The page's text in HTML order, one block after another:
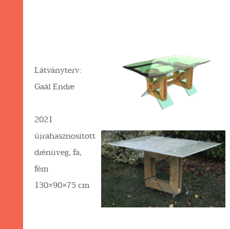
Látványterv:
Gaál Endre
2021
újrahasznosított
drénüveg, fa,
fém
130×90×75 cm